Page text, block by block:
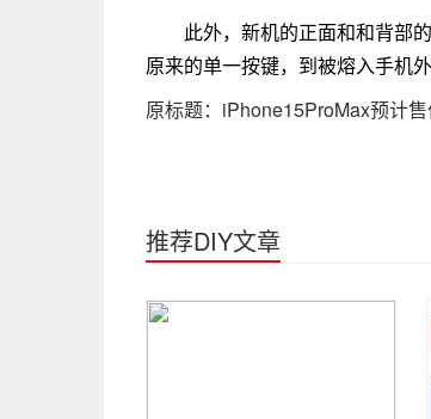
此外，新机的正面和和背部
原来的单一按键，到被熔入手机
原标题：iPhone15ProMax预计
推荐DIY文章